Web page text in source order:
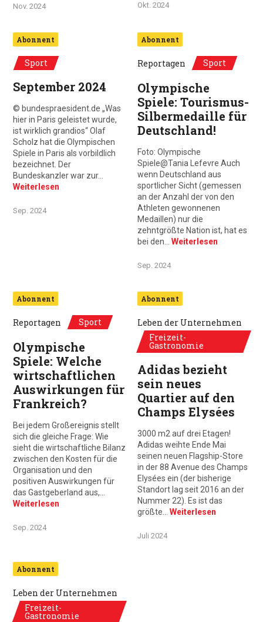
Nov. 2024 Okt. 2024
Abonnent
Sport
September 2024
© bundespraesident.de „Was
hier in Paris geleistet wurde,
ist wirklich grandios“ Olaf
Scholz hat die Olympischen
Spiele in Paris als vorbildlich
bezeichnet. Der
Bundeskanzler war zur…
Weiterlesen
Sep. 2024
Abonnent
Reportagen Sport
Olympische
Spiele: Tourismus-
Silbermedaille für
Deutschland!
Foto: Olympische
Spiele@Tania Lefevre Auch
wenn Deutschland aus
sportlicher Sicht (gemessen
an der Anzahl der von den
Athleten gewonnenen
Medaillen) nur die
zehntgrößte Nation ist, hat es
bei den… Weiterlesen
Sep. 2024
Abonnent
Reportagen Sport
Olympische
Spiele: Welche
wirtschaftlichen
Auswirkungen für
Frankreich?
Bei jedem Großereignis stellt
sich die gleiche Frage: Wie
sieht die wirtschaftliche Bilanz
zwischen den Kosten für die
Organisation und den
positiven Auswirkungen für
das Gastgeberland aus,…
Weiterlesen
Sep. 2024
Abonnent
Leben der Unternehmen
Freizeit-
Gastronomie
Adidas bezieht
sein neues
Quartier auf den
Champs Elysées
3000 m2 auf drei Etagen!
Adidas weihte Ende Mai
seinen neuen Flagship-Store
in der 88 Avenue des Champs
Elysées ein (der bisherige
Standort lag seit 2016 an der
Nummer 22). Es ist das
größte… Weiterlesen
Juli 2024
Abonnent
Leben der Unternehmen
Freizeit-
Gastronomie